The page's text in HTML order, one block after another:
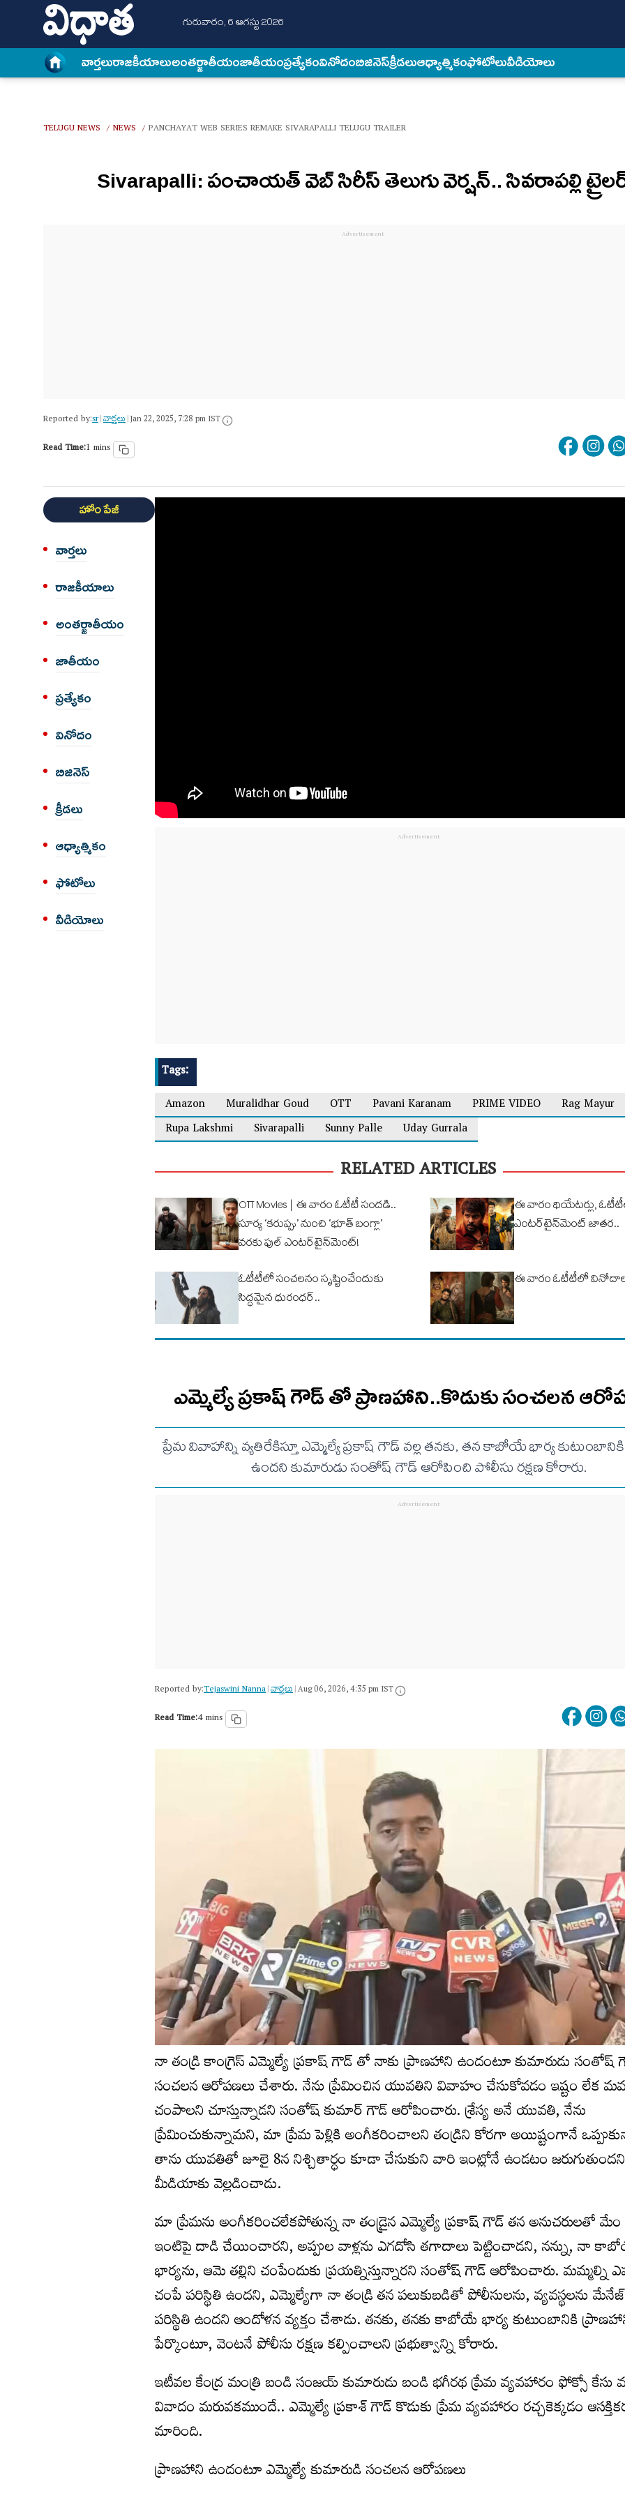
గురువారం, 6 ఆగస్టు 2026
వార్త‌లురాజకీయాలుఅంత‌ర్జాతీయంజాతీయంప్రత్యేకంవినోదంబిజినెస్క్రీడలుఆధ్యాత్మికంఫోటోలువీడియోలు
TELUGU NEWS / NEWS / PANCHAYAT WEB SERIES REMAKE SIVARAPALLI TELUGU TRAILER
Sivarapalli: పంచాయ‌త్ వెబ్ సిరీస్‌ తెలుగు వెర్ష‌న్.. సివ‌రాప‌ల్లి
Reported by:sr|వార్త‌లు|Jan 22, 2025, 7:28 pm IST
Read Time:1 mins
హోం పేజీ
వార్త‌లు
రాజకీయాలు
అంత‌ర్జాతీయం
జాతీయం
ప్రత్యేకం
వినోదం
బిజినెస్
క్రీడలు
ఆధ్యాత్మికం
ఫోటోలు
వీడియోలు
Tags:
Amazon
Muralidhar Goud OTT Pavani Karanam PRIME VIDEO
Rag Mayur
Rupa Lakshmi
Sivarapalli Sunny Palle Uday Gurrala
RELATED ARTICLES
OTT Movies | ఈ వారం ఓటీటీ సందడి..
సూర్య ‘కరుప్పు’ నుంచి ‘భూత్ బంగ్లా’
వరకు ఫుల్‌ ఎంటర్‌టైన్‌మెంట్!
ఈ వారం థియేటర్లు,
ఎంటర్‌టైన్‌మెంట్ జాతర..
ఓటీటీలో సంచ‌ల‌నం సృష్టించేందుకు
సిద్ధ‌మైన ధురంధ‌ర్..
ఈ వారం ఓటీటీలో
ఎమ్మెల్యే ప్రకాష్ గౌడ్ తో ప్రాణహాని..కొడుకు సంచలన
ప్రేమ వివాహాన్ని వ్యతిరేకిస్తూ ఎమ్మెల్యే ప్రకాష్ గౌడ్ వల్ల తనకు, తన కాబోయే భార్య
ఉందని కుమారుడు సంతోష్ గౌడ్ ఆరోపించి పోలీసు రక్షణ కోరారు.
Reported by:Tejaswini Nanna|వార్త‌లు|Aug 06, 2026, 4:35 pm IST
Read Time:4 mins
నా తండ్రి కాంగ్రెస్ ఎమ్మెల్యే ప్రకాష్ గౌడ్ తో నాకు ప్రాణహాని ఉందంటూ కుమారుడు సంతోష్
సంచలన ఆరోపణలు చేశారు. నేను ప్రేమించిన యువతిని వివాహం చేసుకోవడం ఇష్టం లేక
చంపాలని చూస్తున్నాడని సంతోష్ కుమార్ గౌడ్ ఆరోపించారు. శ్రేస్య అనే యువతి, నేను
ప్రేమించుకున్నామని, మా ప్రేమ పెళ్లికి అంగీకరించాలని తండ్రిని కోరగా అయిష్టంగానే
తాను యువతితో జూలై 8న నిశ్చితార్ధం కూడా చేసుకుని వారి ఇంట్లోనే ఉండటం జరుగుతుందని
మీడియాకు వెల్లడించాడు.
మా ప్రేమను అంగీకరించలేకపోతున్న నా తండ్రైన ఎమ్మెల్యే ప్రకాష్ గౌడ్ తన అనుచరులతో మేం
ఇంటిపై దాడి చేయించారని, అప్పుల వాళ్లను ఎగదోసి తగాదాలు పెట్టించాడని, నన్ను, నా
భార్యను, ఆమె తల్లిని చంపేందుకు ప్రయత్నిస్తున్నారని సంతోష్ గౌడ్ ఆరోపించారు. మమ్మల్ని
చంపే పరిస్థితి ఉందని, ఎమ్మెల్యేగా నా తండ్రి తన పలుకుబడితో పోలీసులను, వ్యవస్థలను
పరిస్థితి ఉందని ఆందోళన వ్యక్తం చేశాడు. తనకు, తనకు కాబోయే భార్య కుటుంబానికి
పేర్కొంటూ, వెంటనే పోలీసు రక్షణ కల్పించాలని ప్రభుత్వాన్ని కోరారు.
ఇటీవల కేంద్ర మంత్రి బండి సంజయ్ కుమారుడు బండి భగీరథ ప్రేమ వ్యవహారం ఫోక్సో కేసు
వివాదం మరువకముందే.. ఎమ్మెల్యే ప్రకాశ్ గౌడ్ కొడుకు ప్రేమ వ్యవహారం రచ్చకెక్కడం
మారింది.
ప్రాణహాని ఉందంటూ ఎమ్మెల్యే కుమారుడి సంచలన ఆరోపణలు